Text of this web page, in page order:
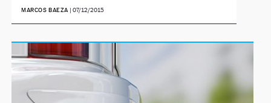
SÍGUENOS
MARCOS BAEZA |07/12/2015